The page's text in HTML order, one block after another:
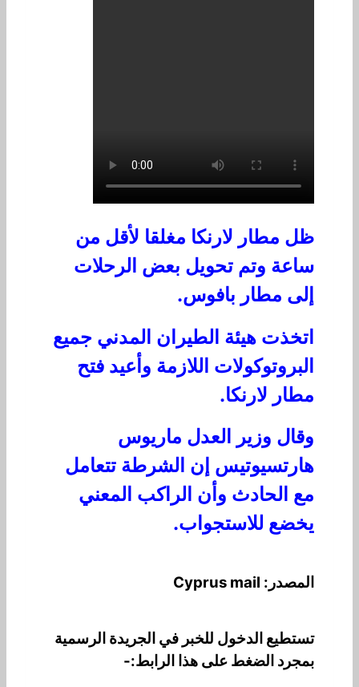
ظل مطار لارنكا مغلقا لأقل من
ساعة وتم تحويل بعض الرحلات
إلى مطار بافوس.
اتخذت هيئة الطيران المدني جميع
البروتوكولات اللازمة وأعيد فتح
مطار لارنكا.
وقال وزير العدل ماريوس
هارتسيوتيس إن الشرطة تتعامل
مع الحادث وأن الراكب المعني
يخضع للاستجواب.
المصدر: Cyprus mail
تستطيع الدخول للخبر في الجريدة الرسمية
بمجرد الضغط على هذا الرابط:-